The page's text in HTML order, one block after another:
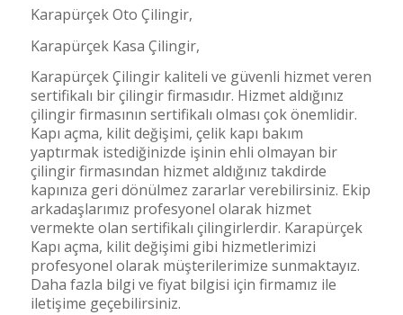
Karapürçek Oto Çilingir,
Karapürçek Kasa Çilingir,
Karapürçek Çilingir kaliteli ve güvenli hizmet veren
sertifikalı bir çilingir firmasıdır. Hizmet aldığınız
çilingir firmasının sertifikalı olması çok önemlidir.
Kapı açma, kilit değişimi, çelik kapı bakım
yaptırmak istediğinizde işinin ehli olmayan bir
çilingir firmasından hizmet aldığınız takdirde
kapınıza geri dönülmez zararlar verebilirsiniz. Ekip
arkadaşlarımız profesyonel olarak hizmet
vermekte olan sertifikalı çilingirlerdir. Karapürçek
Kapı açma, kilit değişimi gibi hizmetlerimizi
profesyonel olarak müşterilerimize sunmaktayız.
Daha fazla bilgi ve fiyat bilgisi için firmamız ile
iletişime geçebilirsiniz.